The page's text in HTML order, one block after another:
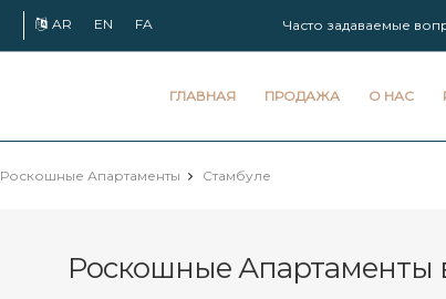
AR EN FA Часто задаваемые
ГЛАВНАЯ ПРОДАЖА О НАС
Роскошные Апартаменты Стамбуле
Роскошные Апартаменты